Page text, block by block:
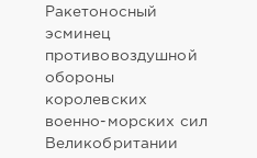
Ракетоносный
эсминец
противовоздушной
обороны
королевских
военно-морских сил
Великобритании